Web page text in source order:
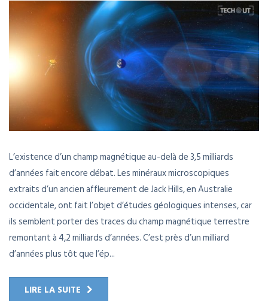
L’existence d’un champ magnétique au-delà de 3,5 milliards
d’années fait encore débat. Les minéraux microscopiques
extraits d’un ancien affleurement de Jack Hills, en Australie
occidentale, ont fait l’objet d’études géologiques intenses, car
ils semblent porter des traces du champ magnétique terrestre
remontant à 4,2 milliards d’années. C’est près d’un milliard
d’années plus tôt que l’ép...
LIRE LA SUITE